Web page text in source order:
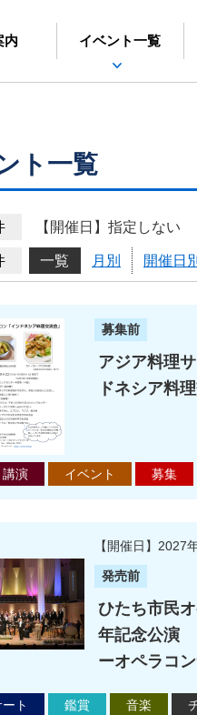
日立シビ
内 イベント一覧
ト一覧
【開催日】指定しない
一覧 月別 開催日別
募集前
アジア料理
ドネシア料
講演 イベント 募集
【開催日】2027
発売前
ひたち市民
年記念公演
ーオペラコ
ト 鑑賞 音楽